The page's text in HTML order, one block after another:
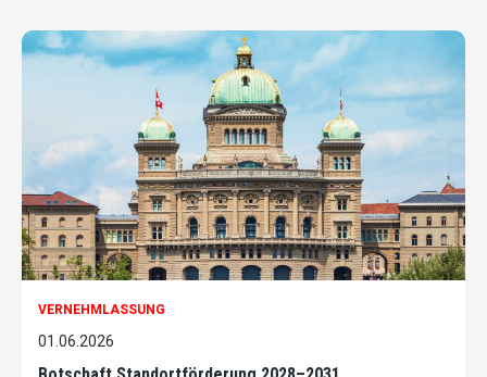
VERNEHMLASSUNG
01.06.2026